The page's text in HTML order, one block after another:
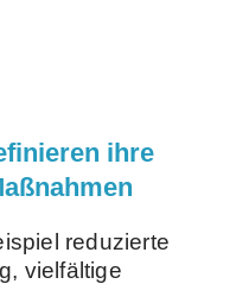
ihre
reduzierte
vielfältige